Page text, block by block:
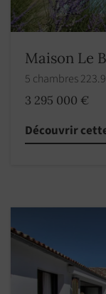
Maison Le
5 chambres
3 295 000 €
Découvrir